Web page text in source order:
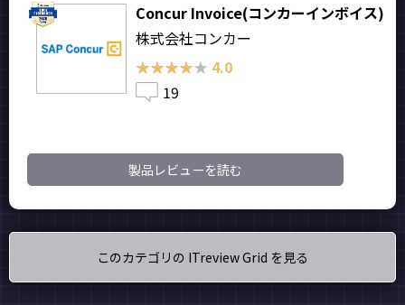
Concur Invoice(コンカーインボイス)
株式会社コンカー
★★★★★
★★★★★ 4.0
19
製品レビューを読む
このカテゴリの ITreview Grid を見る